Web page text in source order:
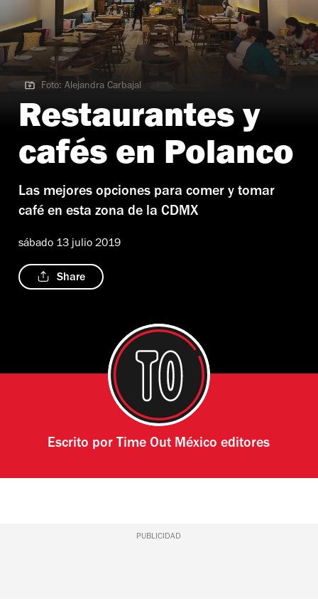
Foto: Alejandra Carbajal
Foto: Alejandra Carbajal
Restaurantes y
cafés en Polanco
Las mejores opciones para comer y tomar
café en esta zona de la CDMX
sábado 13 julio 2019
Share
Escrito por Time Out México editores
PUBLICIDAD